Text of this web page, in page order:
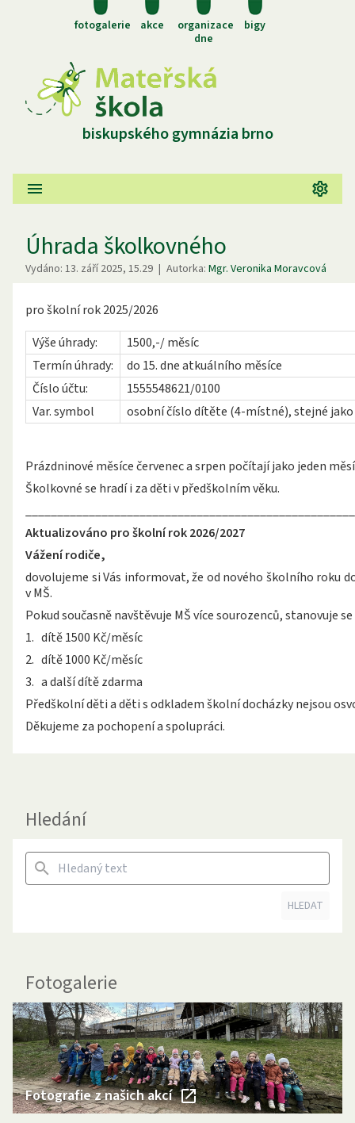
fotogalerie akce
organizace
dne
bigy
biskupského gymnázia brno
Úhrada školkovného
Vydáno: 13. září 2025, 15.29 | Autorka: Mgr. Veronika Moravcová
pro školní rok 2025/2026
Výše úhrady:
1500,-/ měsíc
Termín úhrady:
do 15. dne atkuálního měsíce
Číslo účtu:
1555548621/0100
Var. symbol
osobní číslo dítěte (4-místné), stejné
Prázdninové měsíce červenec a srpen počítají jako jeden
Školkovné se hradí i za děti v předškolním věku.
Aktualizováno pro školní rok 2026/2027
Vážení rodiče,
dovolujeme si Vás informovat, že od nového školního roku
v MŠ.
Pokud současně navštěvuje MŠ více sourozenců, stanovuje
1. dítě 1500 Kč/měsíc
2. dítě 1000 Kč/měsíc
3. a další dítě zdarma
Předškolní děti a děti s odkladem školní docházky nejsou
Děkujeme za pochopení a spolupráci.
Hledání
HLEDAT
Fotogalerie
Fotografie z našich akcí